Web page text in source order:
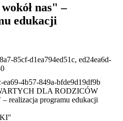
nas" –
edukacji
85cf-d1ea794ed51c, ed24ea6d-
ea69-4b57-849a-bfde9d19df9b
DLA RODZICÓW
realizacja programu edukacji